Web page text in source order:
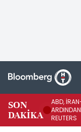
SON
DAKİKA
ABD,
REUTERS